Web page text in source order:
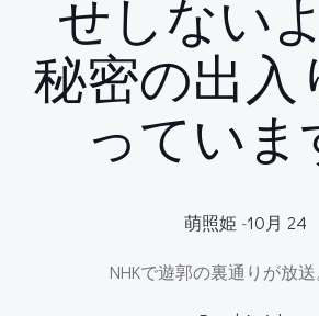
せしない
秘密の出入
っていま
萌照姫 -10月 24
NHKで遊郭の裏通りが放